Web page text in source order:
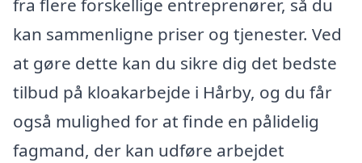
fra flere forskellige entreprenører, så du
kan sammenligne priser og tjenester. Ved
at gøre dette kan du sikre dig det bedste
tilbud på kloakarbejde i Hårby, og du får
også mulighed for at finde en pålidelig
fagmand, der kan udføre arbejdet